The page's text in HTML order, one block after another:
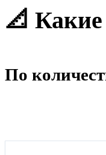
📐 Какие
По